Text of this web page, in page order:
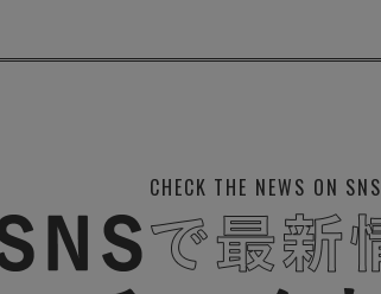
CHECK THE NEWS ON SNS